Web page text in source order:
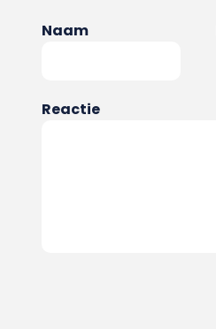
Naam
Reactie